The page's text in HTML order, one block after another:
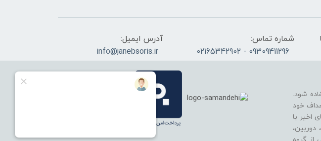
شماره تماس:
09309411296 - 02165342902
آدرس ایمیل:
info@janebsoris.ir
شود.
خود
اخیر با